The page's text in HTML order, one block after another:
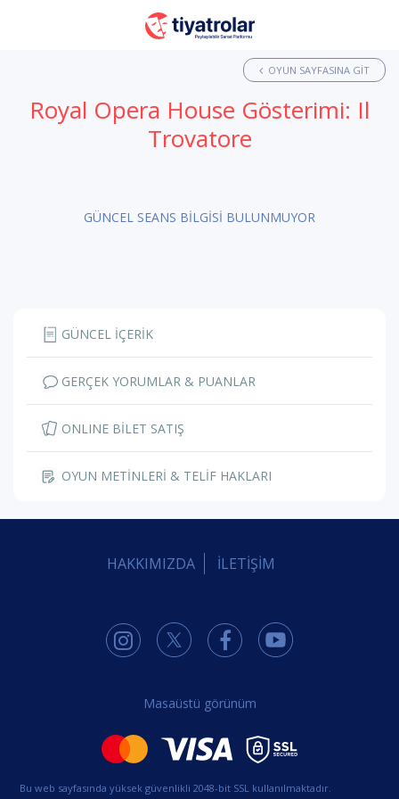
OYUN SAYFASINA GIT
Royal Opera House Gösterimi: Il
Trovatore
GÜNCEL SEANS BİLGİSİ BULUNMUYOR
GÜNCEL İÇERİK
GERÇEK YORUMLAR & PUANLAR
ONLINE BİLET SATIŞ
OYUN METİNLERİ & TELİF HAKLARI
HAKKIMIZDA İLETİŞİM
Masaüstü görünüm
Bu web sayfasında yüksek güvenlikli 2048-bit SSL kullanılmaktadır.